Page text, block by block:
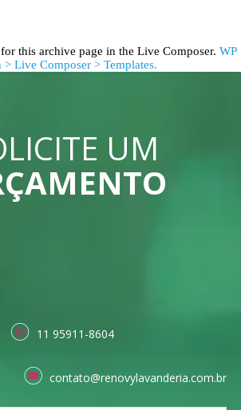
for this archive page in the Live Composer. WP
> Live Composer > Templates.
UM
11 95911-8604
contato@renovylavanderia.com.br